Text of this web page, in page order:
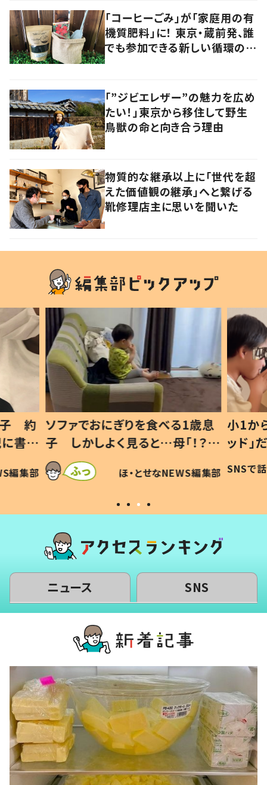
「コーヒーごみ」が「家庭用の有
機質肥料」に！ 東京・蔵前発、誰
でも参加できる新しい循環の仕
「”ジビエレザー”の魅力を広め
たい！」東京から移住して野生
鳥獣の命と向き合う理由
物質的な継承以上に「世代を超
えた価値観の継承」へと繋げる
靴修理店主に思いを聞いた
歳息
？」
編集部
小1から不登校、息子は「ギフテ
ッド」だった 父が“ウチ給食”を
作り続ける理由とは #令和の親
#令和の子
SNSで話題 ほ・とせなNEWS編集部
ひ孫
が、抱
「涙
い」
ニュース SNS